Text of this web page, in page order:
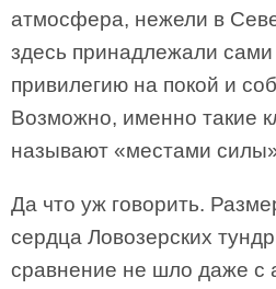
атмосфера, нежели в
здесь принадлежали
привилегию на покой и
Возможно, именно такие
называют «местами
Да что уж говорить.
сердца Ловозерских
сравнение не шло даже с